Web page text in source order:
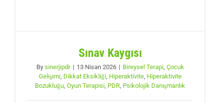
Sınav Kaygısı
By sinerjipdr | 13 Nisan 2026 | Bireysel Terapi, Çocuk
Gelişimi, Dikkat Eksikliği, Hiperaktivite, Hiperaktivite
Bozukluğu, Oyun Terapisi, PDR, Psikolojik Danışmanlık